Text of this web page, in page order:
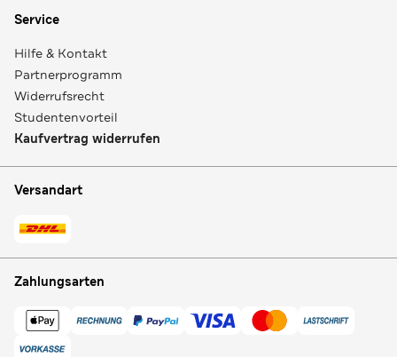
Service
Hilfe & Kontakt
Partnerprogramm
Widerrufsrecht
Studentenvorteil
Kaufvertrag widerrufen
Versandart
Zahlungsarten